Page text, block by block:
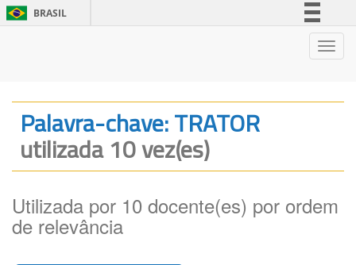
BRASIL
Legislação
Palavra-chave: TRATOR
utilizada 10 vez(es)
Utilizada por 10 docente(es) por ordem
de relevância